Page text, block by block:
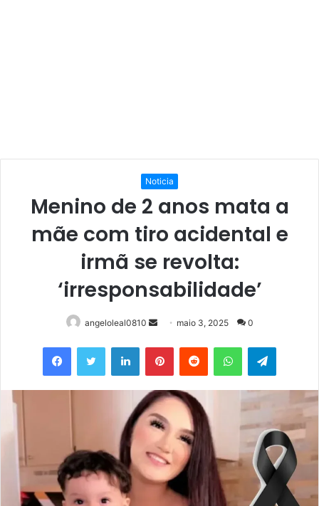
Noticia
Menino de 2 anos mata a
mãe com tiro acidental e
irmã se revolta:
‘irresponsabilidade’
angeloleal0810
Mande
e-
mail
maio 3, 2025 0
FacebookTwitter LinkedinPinterestReddit WhatsAppTelegram